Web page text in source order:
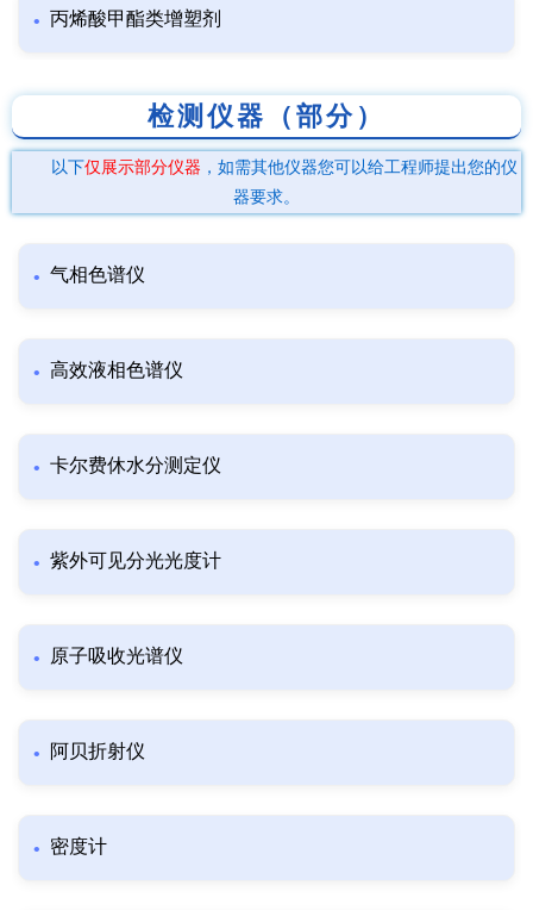
丙烯酸甲酯类增塑剂
检测仪器（部分）
以下仅展示部分仪器 ，如需其他仪器您可以给工程师提出您的仪
器要求。
气相色谱仪
高效液相色谱仪
卡尔费休水分测定仪
紫外可见分光光度计
原子吸收光谱仪
阿贝折射仪
密度计